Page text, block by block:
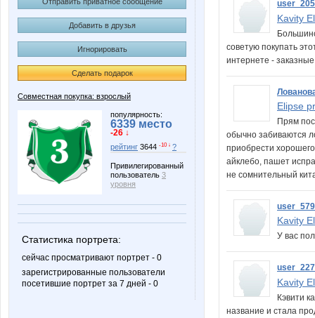
Добавить в друзья
Игнорировать
Сделать подарок
Совместная покупка: взрослый
популярность:
6339 место
-26 ↓
рейтинг 3644 -10 ↓ ?
Привилегированный
пользователь 3
уровня
Статистика портрета:
сейчас просматривают портрет - 0
зарегистрированные пользователи
посетившие портрет за 7 дней - 0
Kavity
советую покупать
интернете -
Elipse
Прям
обычно забиваются
приобрести
айклебо, пашет
не сомнительный
Kavity
У вас
Kavity
Кэвити
название и стала